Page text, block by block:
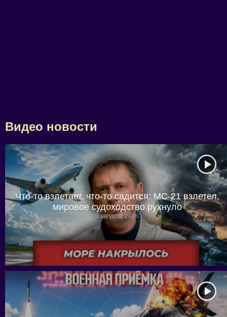
Видео новости
Что-то взлетает, что-то садится: МС-21 взлетел,
мировое судоходство рухнуло
9 августа, 2026